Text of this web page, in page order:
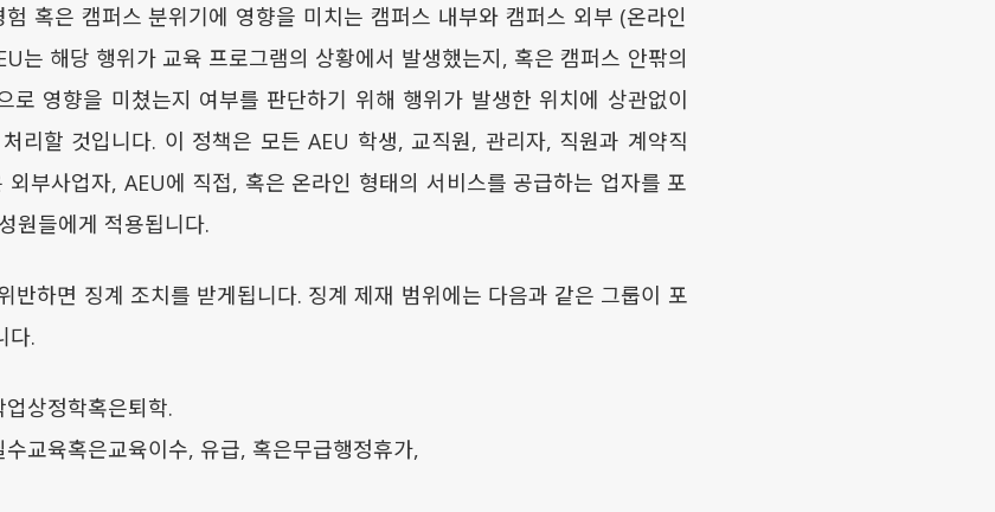
혹은 캠퍼스 분위기에 영향을 미치는 캠퍼스 내부와 캠퍼스 외부 (온라인
는 해당 행위가 교육 프로그램의 상황에서 발생했는지, 혹은 캠퍼스 안팎의
로 영향을 미쳤는지 여부를 판단하기 위해 행위가 발생한 위치에 상관없이
리할 것입니다. 이 정책은 모든 AEU 학생, 교직원, 관리자, 직원과 계약직
부사업자, AEU에 직접, 혹은 온라인 형태의 서비스를 공급하는 업자를 포
원들에게 적용됩니다.
반하면 징계 조치를 받게됩니다. 징계 제재 범위에는 다음과 같은 그룹이 포
다.
상정학혹은퇴학.
교육혹은교육이수, 유급, 혹은무급행정휴가,